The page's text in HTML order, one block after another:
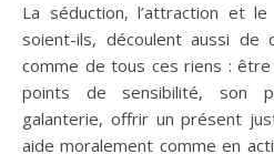
La séduction, l’attraction et
soient-ils, découlent aussi
comme de tous ces riens :
points de sensibilité, son
galanterie, offrir un présent
aide moralement comme en